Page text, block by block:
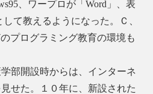
、ワープロが「Word」、表
て教えるようになった。Ｃ、
プログラミング教育の環境も
部開設時からは、インターネ
せた。１０年に、新設された